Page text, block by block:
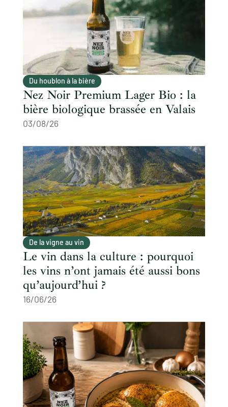
Du houblon à la bière
Nez Noir Premium Lager Bio : la
bière biologique brassée en Valais
03/08/26
De la vigne au vin
Le vin dans la culture : pourquoi
les vins n’ont jamais été aussi bons
qu’aujourd’hui ?
16/06/26